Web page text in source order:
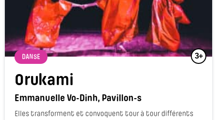
3+
DANSE
Orukami
Emmanuelle Vo-Dinh, Pavillon-s
Elles transforment et convoquent tour à tour différents